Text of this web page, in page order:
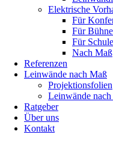
Elektrische
Für
Für
Für
Nach Maß
Referenzen
Leinwände nach Maß
Projektionsfolien
Leinwände
Ratgeber
Über uns
Kontakt